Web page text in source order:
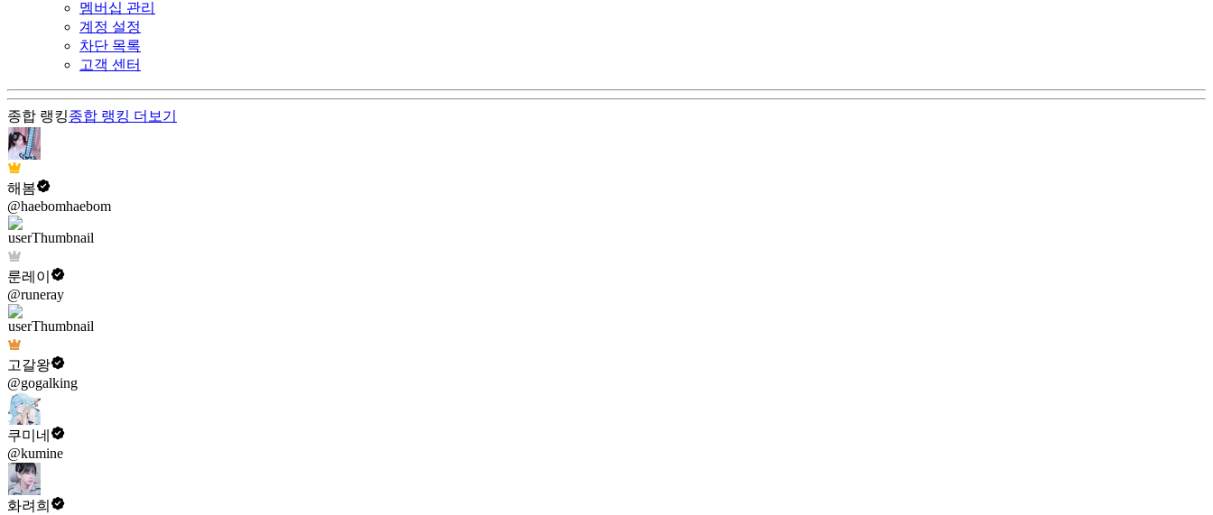
멤버십 관리
계정 설정
차단 목록
고객 센터
종합 랭킹종합 랭킹 더보기
해봄
@haebomhaebom
룬레이
@runeray
고갈왕
@gogalking
쿠미네
@kumine
화려희